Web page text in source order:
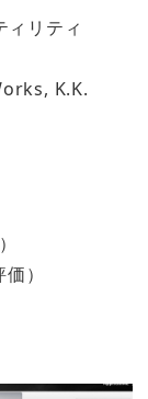
ィリティ
K.K.
）